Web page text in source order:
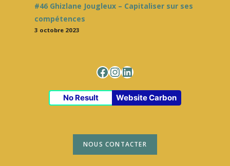
#46 Ghizlane Jougleux – Capitaliser sur ses
compétences
3 octobre 2023
Facebook
Instagram
LinkedIn
No Result Website Carbon
NOUS CONTACTER